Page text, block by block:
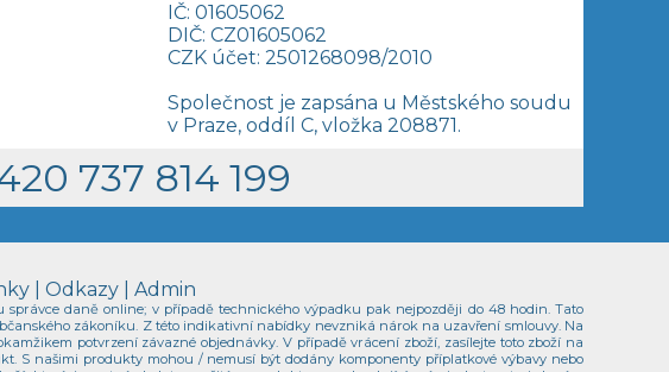
IČ: 01605062
DIČ: CZ01605062
CZK účet: 2501268098/2010
Společnost je zapsána u Městského soudu
v Praze, oddíl C, vložka 208871.
737 814 199
Odkazy Admin
daně online; v případě technického výpadku pak nejpozději do 48 hodin. Tato
zákoníku. Z této indikativní nabídky nevzniká nárok na uzavření smlouvy. Na
potvrzení závazné objednávky. V případě vrácení zboží, zasílejte toto zboží na
S našimi produkty mohou / nemusí být dodány komponenty příplatkové výbavy nebo